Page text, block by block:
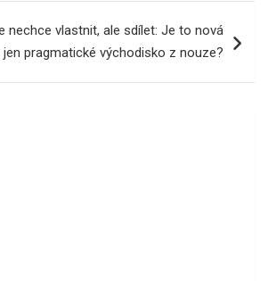
nechce vlastnit, ale sdílet: Je to nová
pragmatické východisko z nouze?